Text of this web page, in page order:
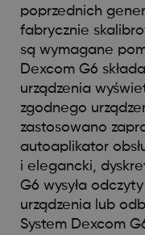
poprzednich
fabrycznie
są wymagane
Dexcom G6
urządzenia
zgodnego
zastosowano
autoaplikator
i elegancki,
G6 wysyła
urządzenia lub
System Dexcom